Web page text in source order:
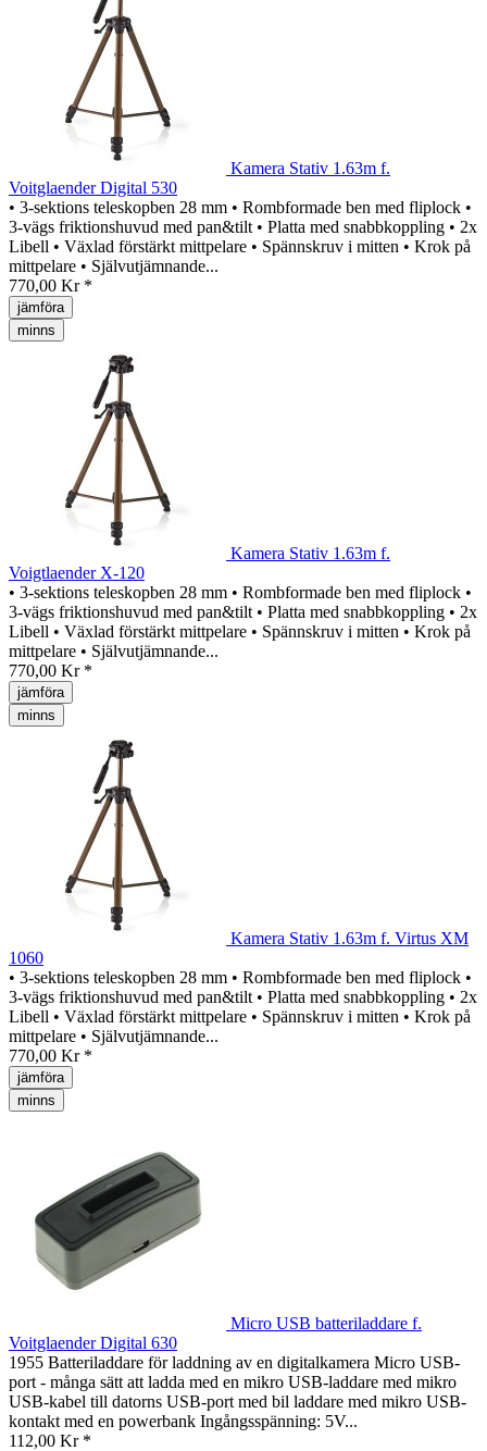
Kamera Stativ 1.63m f.
Voitglaender Digital 530
• 3-sektions teleskopben 28 mm • Rombformade ben med fliplock •
3-vägs friktionshuvud med pan&tilt • Platta med snabbkoppling • 2x
Libell • Växlad förstärkt mittpelare • Spännskruv i mitten • Krok på
mittpelare • Självutjämnande...
770,00 Kr *
jämföra
minns
Kamera Stativ 1.63m f.
Voigtlaender X-120
• 3-sektions teleskopben 28 mm • Rombformade ben med fliplock •
3-vägs friktionshuvud med pan&tilt • Platta med snabbkoppling • 2x
Libell • Växlad förstärkt mittpelare • Spännskruv i mitten • Krok på
mittpelare • Självutjämnande...
770,00 Kr *
jämföra
minns
Kamera Stativ 1.63m f. Virtus XM
1060
• 3-sektions teleskopben 28 mm • Rombformade ben med fliplock •
3-vägs friktionshuvud med pan&tilt • Platta med snabbkoppling • 2x
Libell • Växlad förstärkt mittpelare • Spännskruv i mitten • Krok på
mittpelare • Självutjämnande...
770,00 Kr *
jämföra
minns
Micro USB batteriladdare f.
Voitglaender Digital 630
1955 Batteriladdare för laddning av en digitalkamera Micro USB-
port - många sätt att ladda med en mikro USB-laddare med mikro
USB-kabel till datorns USB-port med bil laddare med mikro USB-
kontakt med en powerbank Ingångsspänning: 5V...
112,00 Kr *